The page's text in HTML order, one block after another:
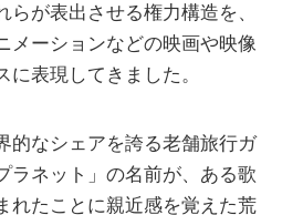
が表出させる権力構造を、
メーションなどの映画や映像
表現してきました。
的なシェアを誇る老舗旅行ガ
ラネット」の名前が、ある歌
れたことに親近感を覚えた荒